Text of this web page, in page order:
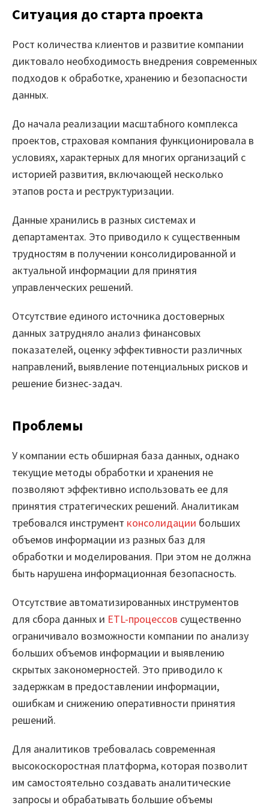
Проекты
Отзывы
Блог
Партнеры
Партнерская программа
Партнерский портал
Академическая программа
Вузы-участники
Марафоны
Генеральная уборка данных
Рецепт продвинутой аналитики
Контакты
Поддержка
Обратная связь
Закрыть
Ситуация до старта проекта
Рост количества клиентов и развитие компании
диктовало необходимость внедрения современных
подходов к обработке, хранению и безопасности
данных.
До начала реализации масштабного комплекса
проектов, страховая компания функционировала в
условиях, характерных для многих организаций с
историей развития, включающей несколько
этапов роста и реструктуризации.
Данные хранились в разных системах и
департаментах. Это приводило к существенным
трудностям в получении консолидированной и
актуальной информации для принятия
управленческих решений.
Отсутствие единого источника достоверных
данных затрудняло анализ финансовых
показателей, оценку эффективности различных
направлений, выявление потенциальных рисков и
решение бизнес-задач.
Проблемы
У компании есть обширная база данных, однако
текущие методы обработки и хранения не
позволяют эффективно использовать ее для
принятия стратегических решений. Аналитикам
требовался инструмент консолидации больших
объемов информации из разных баз для
обработки и моделирования. При этом не должна
быть нарушена информационная безопасность.
Отсутствие автоматизированных инструментов
для сбора данных и ETL-процессов существенно
ограничивало возможности компании по анализу
больших объемов информации и выявлению
скрытых закономерностей. Это приводило к
задержкам в предоставлении информации,
ошибкам и снижению оперативности принятия
решений.
Для аналитиков требовалась современная
высокоскоростная платформа, которая позволит
им самостоятельно создавать аналитические
запросы и обрабатывать большие объемы